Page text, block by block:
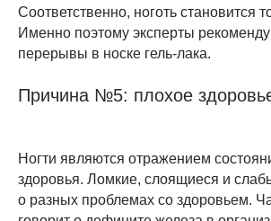
Соответственно, ноготь становится
Именно поэтому эксперты
перерывы в носке гель-лака.
Причина №5: плохое
Ногти являются отражением
здоровья. Ломкие, слоящиеся и
о разных проблемах со здоровьем.